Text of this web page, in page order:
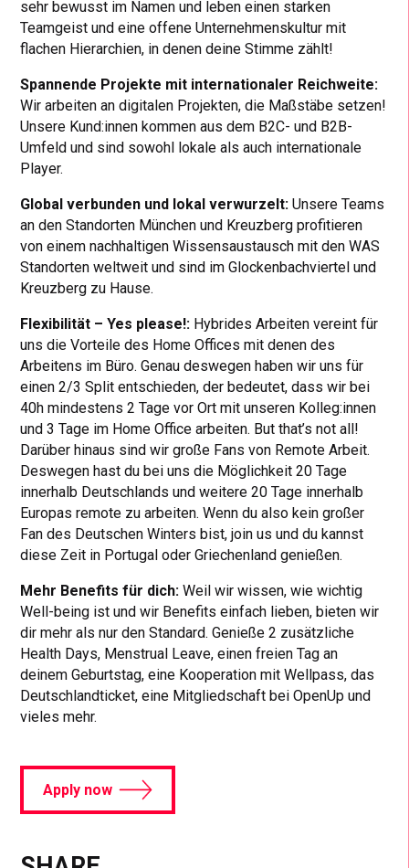
sehr bewusst im Namen und leben einen starken
Teamgeist und eine offene Unternehmenskultur mit
flachen Hierarchien, in denen deine Stimme zählt!
Spannende Projekte mit internationaler Reichweite:
Wir arbeiten an digitalen Projekten, die Maßstäbe setzen!
Unsere Kund:innen kommen aus dem B2C- und B2B-
Umfeld und sind sowohl lokale als auch internationale
Player.
Global verbunden und lokal verwurzelt:Unsere Teams
an den Standorten München und Kreuzberg profitieren
von einem nachhaltigen Wissensaustausch mit den WAS
Standorten weltweit und sind im Glockenbachviertel und
Kreuzberg zu Hause.
Flexibilität – Yes please!: Hybrides Arbeiten vereint für
uns die Vorteile des Home Offices mit denen des
Arbeitens im Büro. Genau deswegen haben wir uns für
einen 2/3 Split entschieden, der bedeutet, dass wir bei
40h mindestens 2 Tage vor Ort mit unseren Kolleg:innen
und 3 Tage im Home Office arbeiten. But that’s not all!
Darüber hinaus sind wir große Fans von Remote Arbeit.
Deswegen hast du bei uns die Möglichkeit 20 Tage
innerhalb Deutschlands und weitere 20 Tage innerhalb
Europas remote zu arbeiten. Wenn du also kein großer
Fan des Deutschen Winters bist, join us und du kannst
diese Zeit in Portugal oder Griechenland genießen.
Mehr Benefits für dich: Weil wir wissen, wie wichtig
Well-being ist und wir Benefits einfach lieben, bieten wir
dir mehr als nur den Standard. Genieße 2 zusätzliche
Health Days, Menstrual Leave, einen freien Tag an
deinem Geburtstag, eine Kooperation mit Wellpass, das
Deutschlandticket, eine Mitgliedschaft bei OpenUp und
vieles mehr.
Apply now